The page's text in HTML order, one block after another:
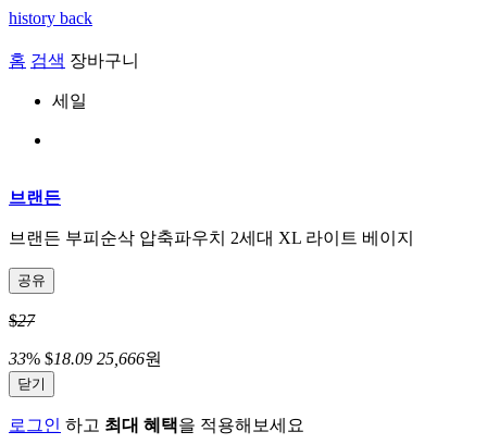
history back
홈 검색 장바구니
세일
브랜든
브랜든 부피순삭 압축파우치 2세대 XL 라이트 베이지
공유
$27
33% $18.09 25,666원
닫기
로그인 하고 최대 혜택을 적용해보세요